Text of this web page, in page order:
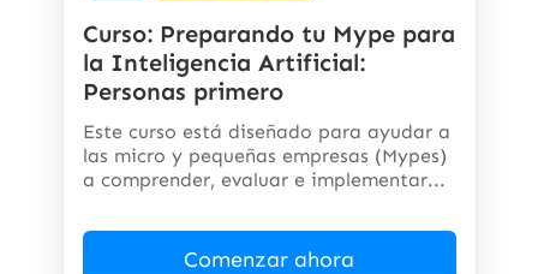
Curso: Preparando tu Mype para
la Inteligencia Artificial:
Personas primero
Este curso está diseñado para ayudar a
las micro y pequeñas empresas (Mypes)
a comprender, evaluar e implementar...
Comenzar ahora